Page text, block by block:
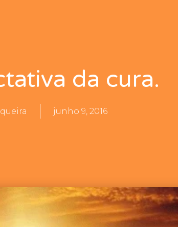
da cura.
junho 9, 2016